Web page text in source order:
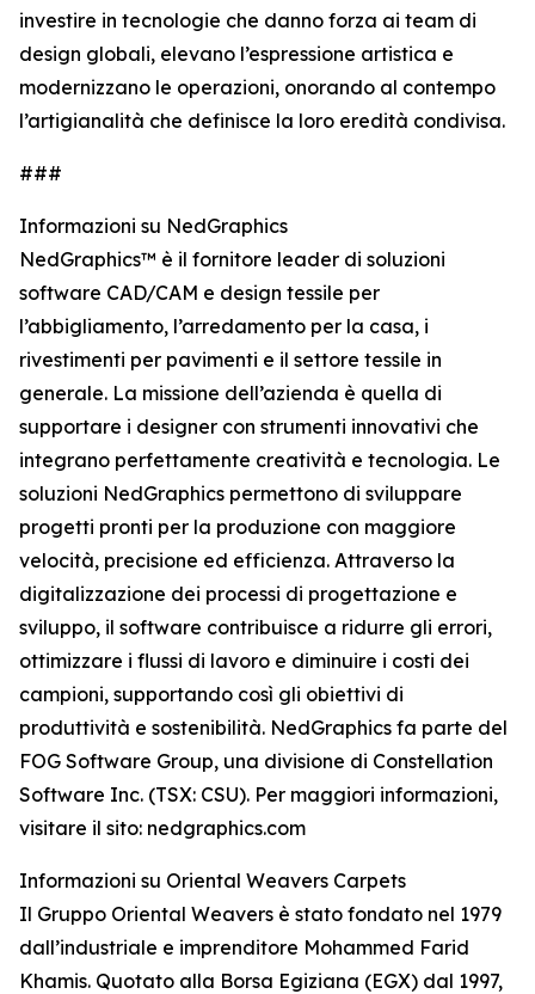
investire in tecnologie che danno forza ai team di
design globali, elevano l’espressione artistica e
modernizzano le operazioni, onorando al contempo
l’artigianalità che definisce la loro eredità condivisa.
###
Informazioni su NedGraphics
NedGraphics™ è il fornitore leader di soluzioni
software CAD/CAM e design tessile per
l’abbigliamento, l’arredamento per la casa, i
rivestimenti per pavimenti e il settore tessile in
generale. La missione dell’azienda è quella di
supportare i designer con strumenti innovativi che
integrano perfettamente creatività e tecnologia. Le
soluzioni NedGraphics permettono di sviluppare
progetti pronti per la produzione con maggiore
velocità, precisione ed efficienza. Attraverso la
digitalizzazione dei processi di progettazione e
sviluppo, il software contribuisce a ridurre gli errori,
ottimizzare i flussi di lavoro e diminuire i costi dei
campioni, supportando così gli obiettivi di
produttività e sostenibilità. NedGraphics fa parte del
FOG Software Group, una divisione di Constellation
Software Inc. (TSX: CSU). Per maggiori informazioni,
visitare il sito: nedgraphics.com
Informazioni su Oriental Weavers Carpets
Il Gruppo Oriental Weavers è stato fondato nel 1979
dall’industriale e imprenditore Mohammed Farid
Khamis. Quotato alla Borsa Egiziana (EGX) dal 1997,